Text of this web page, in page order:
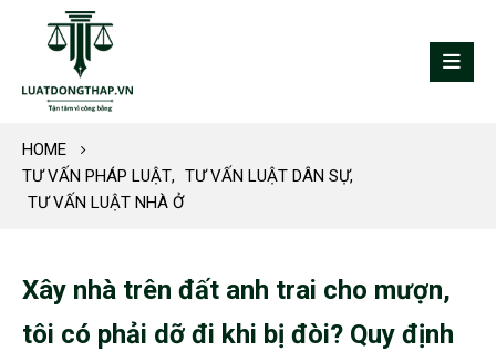
HOME
TƯ VẤN PHÁP LUẬT, TƯ VẤN LUẬT DÂN SỰ,
TƯ VẤN LUẬT NHÀ Ở
Xây nhà trên đất anh trai cho mượn,
tôi có phải dỡ đi khi bị đòi? Quy định